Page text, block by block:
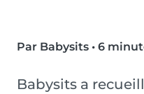
Par Babysits • 6
Babysits a